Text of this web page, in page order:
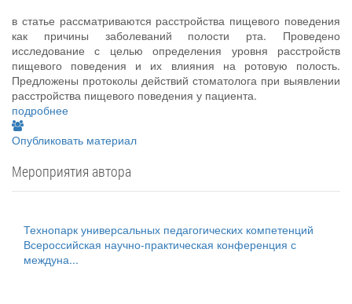
в статье рассматриваются расстройства пищевого поведения
как причины заболеваний полости рта. Проведено
исследование с целью определения уровня расстройств
пищевого поведения и их влияния на ротовую полость.
Предложены протоколы действий стоматолога при выявлении
расстройства пищевого поведения у пациента.
подробнее
Опубликовать материал
Мероприятия автора
Технопарк универсальных педагогических компетенций
Всероссийская научно-практическая конференция с
междуна...